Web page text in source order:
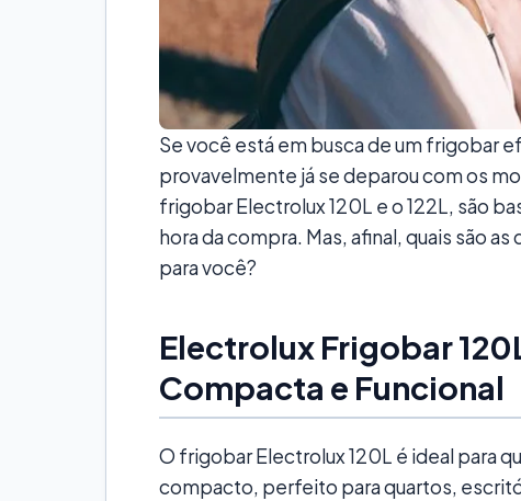
Se você está em busca de um frigobar
provavelmente já se deparou com os
frigobar Electrolux 120L e o 122L, são
hora da compra. Mas, afinal, quais são
para você?
Electrolux Frigobar
Compacta e Funcional
O frigobar Electrolux 120L é ideal para
compacto, perfeito para quartos,